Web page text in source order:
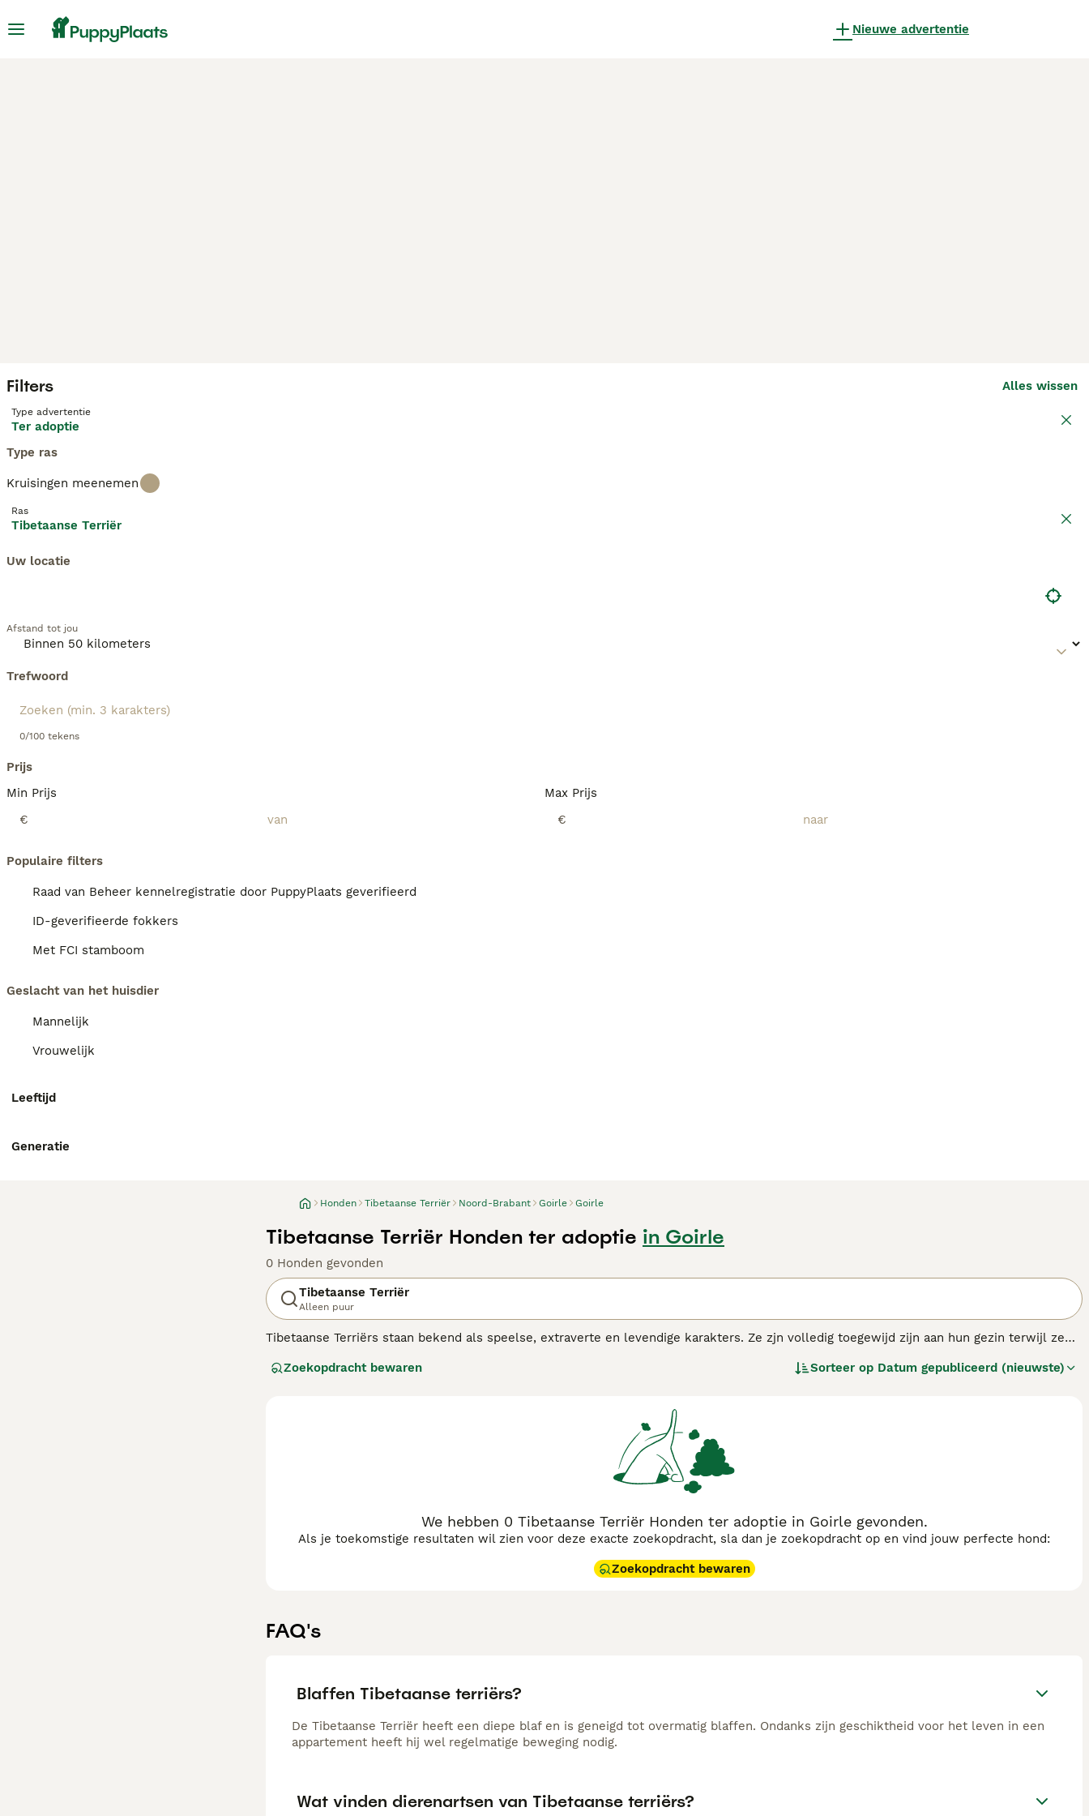
Nieuwe advertentie
Filters Alles wissen
Type advertentie
Ter adoptie
Type ras
Kruisingen meenemen
Ras
Tibetaanse Terriër
Uw locatie
Afstand tot jou
Trefwoord
0/100 tekens
Prijs
Min Prijs
€
Max Prijs
€
Populaire filters
Raad van Beheer kennelregistratie door PuppyPlaats geverifieerd
ID-geverifieerde fokkers
Met FCI stamboom
Geslacht van het huisdier
Mannelijk
Vrouwelijk
Leeftijd
Generatie
Honden Tibetaanse Terriër Noord-Brabant Goirle Goirle
Tibetaanse Terriër Honden ter adoptie in Goirle
0 Honden gevonden
Tibetaanse Terriër
Alleen puur
Tibetaanse Terriërs staan bekend als speelse, extraverte en levendige karakters. Ze zjn volledig toegewijd zijn aan hun gezin terwijl ze
platteland, op voorwaarde dat ze dagelijks voldoende mentale stimulatie en krachtige lichaamsbeweging krijgen om verveling, die kan
voor informatie over dit hondenras.
Zoekopdracht bewaren Sorteer op Datum gepubliceerd (nieuwste)
We hebben 0 Tibetaanse Terriër Honden ter adoptie in Goirle gevonden.
Als je toekomstige resultaten wil zien voor deze exacte zoekopdracht, sla dan je zoekopdracht op en vind jouw perfecte hond:
Zoekopdracht bewaren
FAQ's
Blaffen Tibetaanse terriërs?
De Tibetaanse Terriër heeft een diepe blaf en is geneigd tot overmatig blaffen. Ondanks zijn geschiktheid voor het leven in een
appartement heeft hij wel regelmatige beweging nodig.
Wat vinden dierenartsen van Tibetaanse terriërs?